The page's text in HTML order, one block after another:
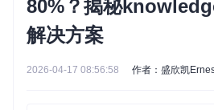
80%？揭秘
解决方案
2026-04-17 08:56:58 作者：盛欣凯